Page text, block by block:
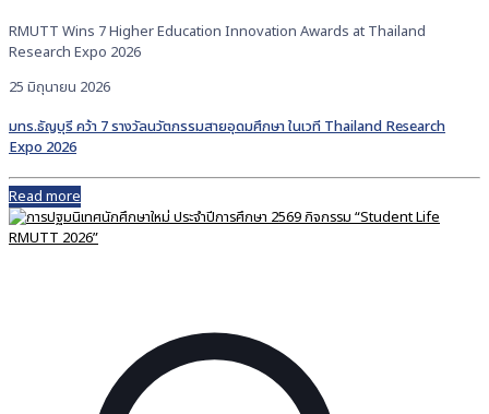
RMUTT Wins 7 Higher Education Innovation Awards at Thailand
Research Expo 2026
25 มิถุนายน 2026
มทร.ธัญบุรี คว้า 7 รางวัลนวัตกรรมสายอุดมศึกษา ในเวที Thailand Research
Expo 2026
Read more